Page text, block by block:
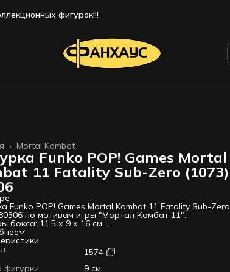
фигурок!!!
Mortal Kombat
›
Funko POP! Games Mortal
11 Fatality Sub-Zero (1073)
Funko POP! Games Mortal Kombat 11 Fatality Sub-Zero
по мотивам игры "Мортал Комбат 11".
бокса: 11.5 х 9 х 16 см.
- потомок расы креомантов, который прибыл из
мира. Он умеет замораживать своих противников,
ледяными шарами и создавать оружие изо льда -
и молоты.
искали оригинальные Фигурки Funko (Фанко ПОП) –
1574
фигурки
9 см